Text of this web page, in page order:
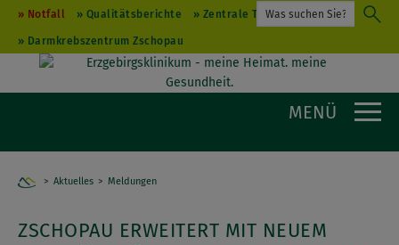
Notfall Qualitätsberichte Zentrale Terminvergabe
Darmkrebszentrum Zschopau
MENÜ
Home
Aktuelles Meldungen
ZSCHOPAU ERWEITERT MIT NEUEM